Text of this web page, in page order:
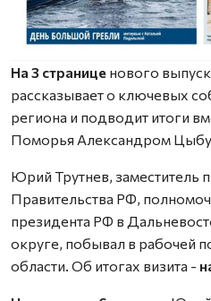
На 3 странице нового
рассказывает о ключевых
региона и подводит итоги
Поморья Александром
Юрий Трутнев, заместитель
Правительства РФ,
президента РФ в
округе, побывал в рабочей
области. Об итогах визита -